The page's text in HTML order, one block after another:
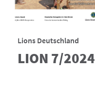
Lions Deutschland
LION 7/2024